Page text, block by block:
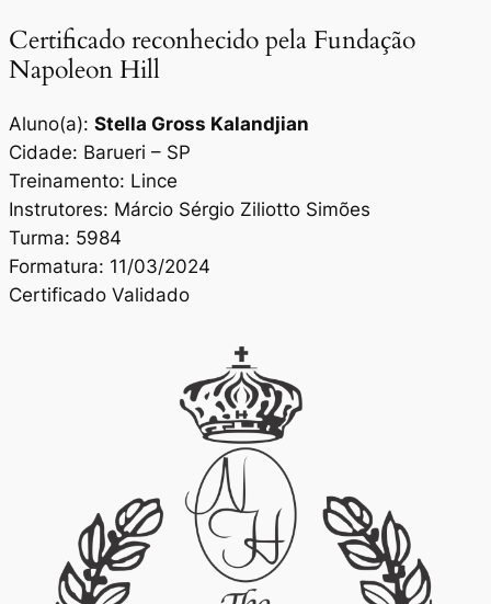
Certificado reconhecido pela Fundação
Napoleon Hill
Aluno(a): Stella Gross Kalandjian
Cidade: Barueri – SP
Treinamento: Lince
Instrutores: Márcio Sérgio Ziliotto Simões
Turma: 5984
Formatura: 11/03/2024
Certificado Validado